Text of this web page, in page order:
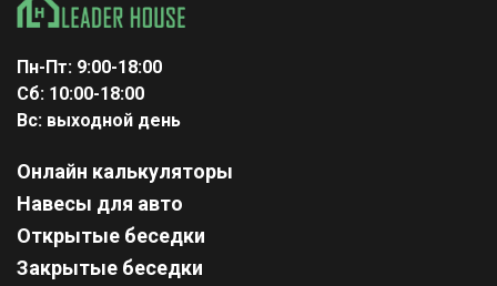
Пн-Пт: 9:00-18:00
Сб: 10:00-18:00
Вс: выходной день
Онлайн калькуляторы
Навесы для авто
Открытые беседки
Закрытые беседки